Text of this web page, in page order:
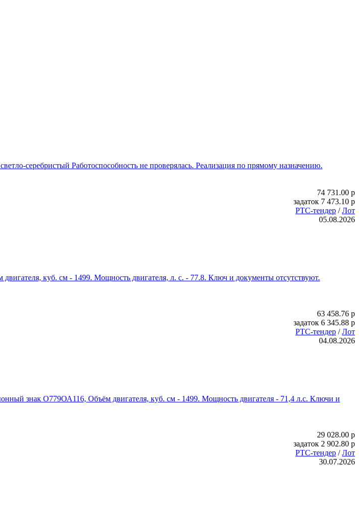
серебристый Работоспособность не проверялась. Реализация по прямому назначению.
74 731.00 p
задаток 7 473.10 p
РТС-тендер /Лот
05.08.2026
куб. см - 1499. Мощность двигателя, л. с. - 77.8. Ключ и документы отсутствуют.
63 458.76 p
задаток 6 345.88 p
РТС-тендер /Лот
04.08.2026
знак О779ОА116, Объём двигателя, куб. см - 1499. Мощность двигателя - 71,4 л.с. Ключи и
29 028.00 p
задаток 2 902.80 p
РТС-тендер /Лот
30.07.2026